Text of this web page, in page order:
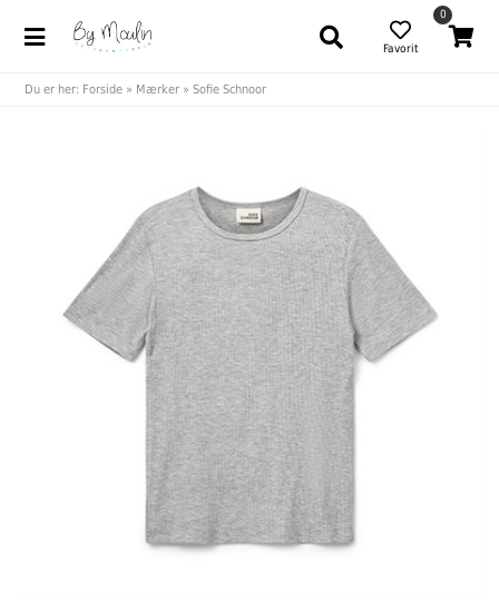
Favorit
0
Du er her: Forside » Mærker »Sofie Schnoor